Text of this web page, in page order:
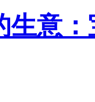
生意